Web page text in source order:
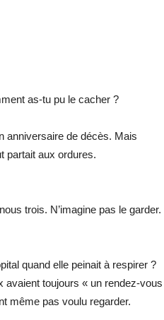
as-tu pu le cacher ?
anniversaire de décès. Mais
partait aux ordures.
trois. N’imagine pas le garder.
quand elle peinait à respirer ?
avaient toujours « un rendez-vous
même pas voulu regarder.